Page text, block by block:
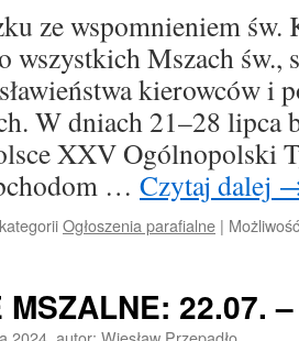
ze wspomnieniem św.
wszystkich Mszach św.,
W dniach 21–28 lipca
XXV Ogólnopolski
… Czytaj dalej
Ogłoszenia parafialne |
MSZALNE: 22.07.